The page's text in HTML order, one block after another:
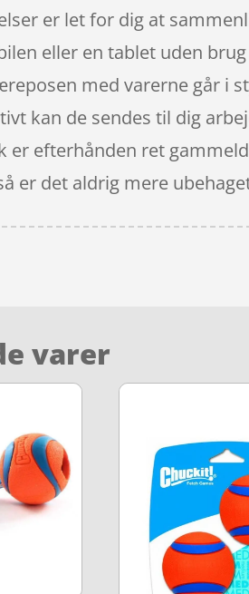
er let for dig at
eller en tablet uden
med varerne går i
kan de sendes til dig
er efterhånden ret
er det aldrig mere
varer